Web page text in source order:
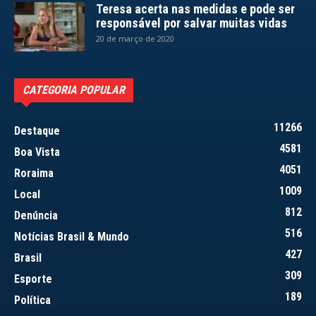
Teresa acerta nas medidas e pode ser
responsável por salvar muitas vidas
20 de março de 2020
CATEGORIA POPULAR
Destaque
11266
Boa Vista
4581
Roraima
4051
Local
1009
Denúncia
812
Notícias Brasil & Mundo
516
Brasil
427
Esporte
309
Política
189